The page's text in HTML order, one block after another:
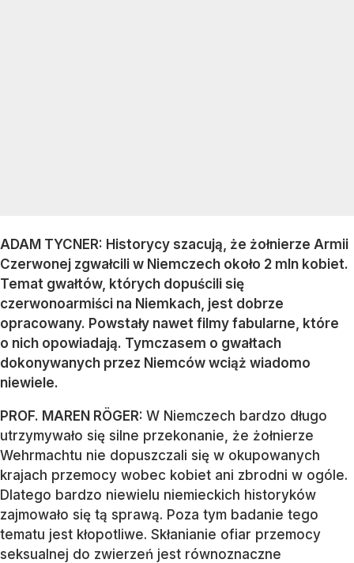
ADAM TYCNER: Historycy szacują, że żołnierze Armii
Czerwonej zgwałcili w Niemczech około 2 mln kobiet.
Temat gwałtów, których dopuścili się
czerwonoarmiści na Niemkach, jest dobrze
opracowany. Powstały nawet filmy fabularne, które
o nich opowiadają. Tymczasem o gwałtach
dokonywanych przez Niemców wciąż wiadomo
niewiele.
PROF. MAREN RÖGER: W Niemczech bardzo długo
utrzymywało się silne przekonanie, że żołnierze
Wehrmachtu nie dopuszczali się w okupowanych
krajach przemocy wobec kobiet ani zbrodni w ogóle.
Dlatego bardzo niewielu niemieckich historyków
zajmowało się tą sprawą. Poza tym badanie tego
tematu jest kłopotliwe. Skłanianie ofiar przemocy
seksualnej do zwierzeń jest równoznaczne